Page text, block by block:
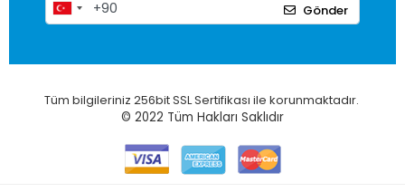
Gönder
Tüm bilgileriniz 256bit SSL Sertifikası ile korunmaktadır.
© 2022 Tüm Hakları Saklıdır